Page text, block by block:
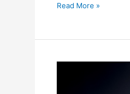
Stoffwechsel-
Read More »